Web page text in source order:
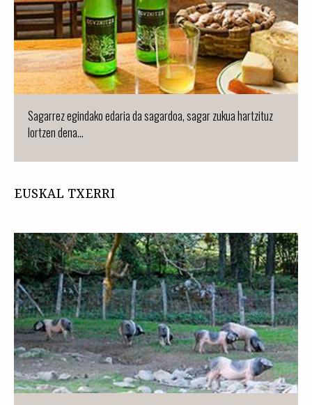
Sagarrez egindako edaria da sagardoa, sagar zukua hartzituz
lortzen dena...
EUSKAL TXERRI